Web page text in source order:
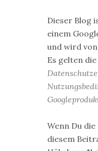
Dieser Blog
einem
und wird
Es gelten die
Wenn Du
diesem